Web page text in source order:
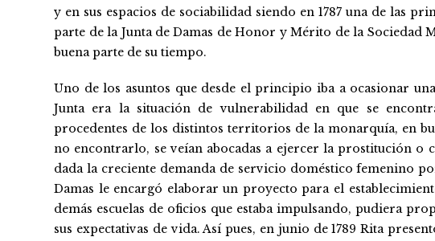
y en sus espacios de sociabilidad siendo en 1787 una de las
parte de la Junta de Damas de Honor y Mérito de la Sociedad
buena parte de su tiempo.
Uno de los asuntos que desde el principio iba a ocasionar
Junta era la situación de vulnerabilidad en que se
procedentes de los distintos territorios de la monarquía, en
no encontrarlo, se veían abocadas a ejercer la prostitución o
dada la creciente demanda de servicio doméstico femenino
Damas le encargó elaborar un proyecto para el
demás escuelas de oficios que estaba impulsando, pudiera
sus expectativas de vida. Así pues, en junio de 1789 Rita